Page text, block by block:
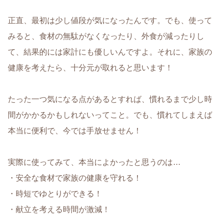
正直、最初は少し値段が気になったんです。でも、使って
みると、食材の無駄がなくなったり、外食が減ったりし
て、結果的には家計にも優しいんですよ。それに、家族の
健康を考えたら、十分元が取れると思います！
たった一つ気になる点があるとすれば、慣れるまで少し時
間がかかるかもしれないってこと。でも、慣れてしまえば
本当に便利で、今では手放せません！
実際に使ってみて、本当によかったと思うのは…
・安全な食材で家族の健康を守れる！
・時短でゆとりができる！
・献立を考える時間が激減！